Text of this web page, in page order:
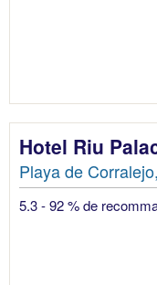
Hotel Riu
Playa de
5.3 - 92 % de